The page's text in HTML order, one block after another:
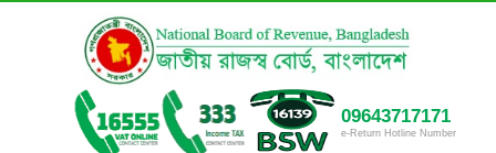
09643717171
e-Return Hotline Number